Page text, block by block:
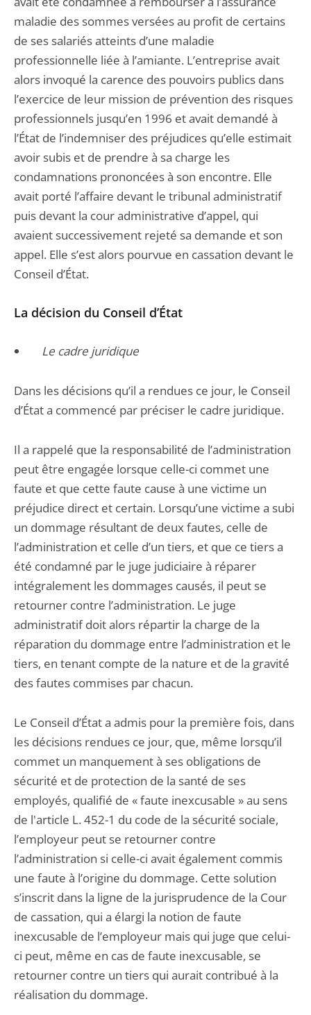
maladie des sommes versées au profit de certains
de ses salariés atteints d’une maladie
professionnelle liée à l’amiante. L’entreprise avait
alors invoqué la carence des pouvoirs publics dans
l’exercice de leur mission de prévention des risques
professionnels jusqu’en 1996 et avait demandé à
l’État de l’indemniser des préjudices qu’elle estimait
avoir subis et de prendre à sa charge les
condamnations prononcées à son encontre. Elle
avait porté l’affaire devant le tribunal administratif
puis devant la cour administrative d’appel, qui
avaient successivement rejeté sa demande et son
appel. Elle s’est alors pourvue en cassation devant le
Conseil d’État.
La décision du Conseil d’État
Le cadre juridique
Dans les décisions qu’il a rendues ce jour, le Conseil
d’État a commencé par préciser le cadre juridique.
Il a rappelé que la responsabilité de l’administration
peut être engagée lorsque celle-ci commet une
faute et que cette faute cause à une victime un
préjudice direct et certain. Lorsqu’une victime a subi
un dommage résultant de deux fautes, celle de
l’administration et celle d’un tiers, et que ce tiers a
été condamné par le juge judiciaire à réparer
intégralement les dommages causés, il peut se
retourner contre l’administration. Le juge
administratif doit alors répartir la charge de la
réparation du dommage entre l’administration et le
tiers, en tenant compte de la nature et de la gravité
des fautes commises par chacun.
Le Conseil d’État a admis pour la première fois, dans
les décisions rendues ce jour, que, même lorsqu’il
commet un manquement à ses obligations de
sécurité et de protection de la santé de ses
employés, qualifié de « faute inexcusable » au sens
de l'article L. 452-1 du code de la sécurité sociale,
l’employeur peut se retourner contre
l’administration si celle-ci avait également commis
une faute à l’origine du dommage. Cette solution
s’inscrit dans la ligne de la jurisprudence de la Cour
de cassation, qui a élargi la notion de faute
inexcusable de l’employeur mais qui juge que celui-
ci peut, même en cas de faute inexcusable, se
retourner contre un tiers qui aurait contribué à la
réalisation du dommage.